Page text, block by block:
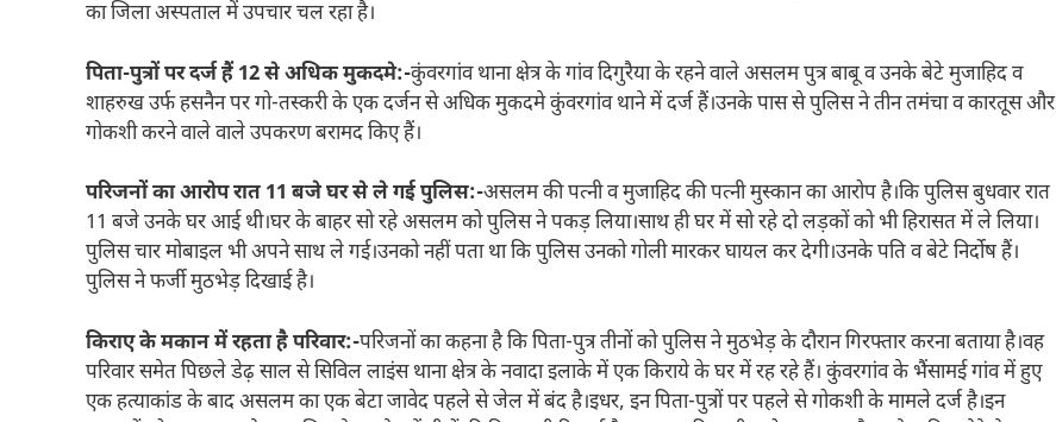
का जिला अस्पताल में उपचार चल रहा है।
पिता-पुत्रों पर दर्ज हैं 12 से अधिक मुकदमे:-कुंवरगांव थाना क्षेत्र के गांव दिगुरैया के रहने वाले असलम पुत्र बाबू व उनके बेटे मुजाहिद व
शाहरुख उर्फ हसनैन पर गो-तस्करी के एक दर्जन से अधिक मुकदमे कुंवरगांव थाने में दर्ज हैं।उनके पास से पुलिस ने तीन तमंचा व कारतूस और
गोकशी करने वाले वाले उपकरण बरामद किए हैं।
परिजनों का आरोप रात 11 बजे घर से ले गई पुलिस:‌-असलम की पत्नी व मुजाहिद की पत्नी मुस्कान का आरोप है।कि पुलिस बुधवार रात
11 बजे उनके घर आई थी।घर के बाहर सो रहे असलम को पुलिस ने पकड़ लिया।साथ ही घर में सो रहे दो लड़कों को भी हिरासत में ले लिया।
पुलिस चार मोबाइल भी अपने साथ ले गई।उनको नहीं पता था कि पुलिस उनको गोली मारकर घायल कर देगी।उनके पति व बेटे निर्दोष हैं।
पुलिस ने फर्जी मुठभेड़ दिखाई है।
किराए के मकान में रहता है परिवार:-परिजनों का कहना है कि पिता-पुत्र तीनों को पुलिस ने मुठभेड़ के दौरान गिरफ्तार करना बताया है।वह
परिवार समेत पिछले डेढ़ साल से सिविल लाइंस थाना क्षेत्र के नवादा इलाके में एक किराये के घर में रह रहे हैं। कुंवरगांव के भैंसामई गांव में हुए
एक हत्याकांड के बाद असलम का एक बेटा जावेद पहले से जेल में बंद है।इधर, इन पिता-पुत्रों पर पहले से गोकशी के मामले दर्ज है।इन